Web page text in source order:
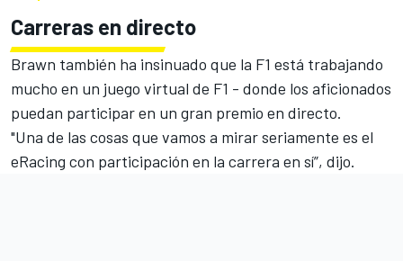
Carreras en directo
Brawn también ha insinuado que la F1 está trabajando
mucho en un juego virtual de F1 - donde los aficionados
puedan participar en un gran premio en directo.
"Una de las cosas que vamos a mirar seriamente es el
eRacing con participación en la carrera en sí”, dijo.